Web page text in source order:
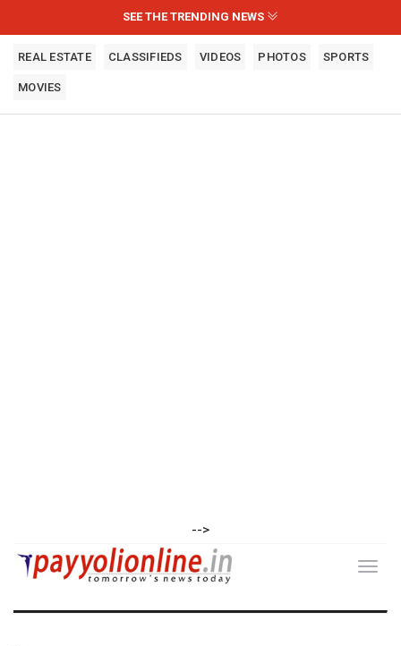
SEE THE TRENDING NEWS
REAL ESTATE CLASSIFIEDS VIDEOS PHOTOS SPORTS
MOVIES
-->